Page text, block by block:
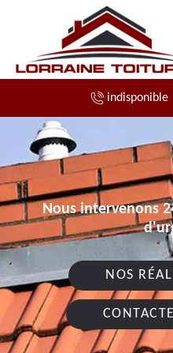
indisponible
Nous intervenons
NOS